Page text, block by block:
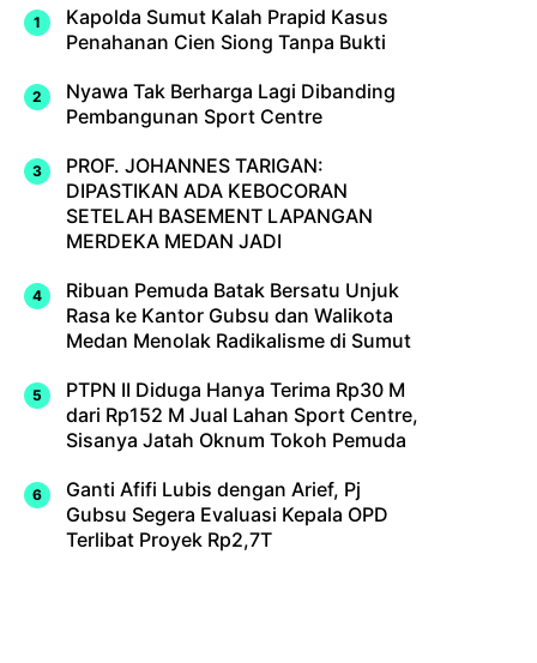
Kapolda Sumut Kalah Prapid Kasus
Penahanan Cien Siong Tanpa Bukti
Nyawa Tak Berharga Lagi Dibanding
Pembangunan Sport Centre
PROF. JOHANNES TARIGAN:
DIPASTIKAN ADA KEBOCORAN
SETELAH BASEMENT LAPANGAN
MERDEKA MEDAN JADI
Ribuan Pemuda Batak Bersatu Unjuk
Rasa ke Kantor Gubsu dan Walikota
Medan Menolak Radikalisme di Sumut
PTPN II Diduga Hanya Terima Rp30 M
dari Rp152 M Jual Lahan Sport Centre,
Sisanya Jatah Oknum Tokoh Pemuda
Ganti Afifi Lubis dengan Arief, Pj
Gubsu Segera Evaluasi Kepala OPD
Terlibat Proyek Rp2,7T